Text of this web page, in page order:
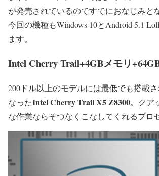
が発売されているのですでにおなじみと
今回の機種もWindows 10とAndroid 5.1
ます。
Intel Cherry Trail+4GBメモリ
200ドル以上のモデルには最低でも搭載
なったIntel Cherry Trail X5 Z8300。クア
な作業ならそつなくこなしてくれるプロ